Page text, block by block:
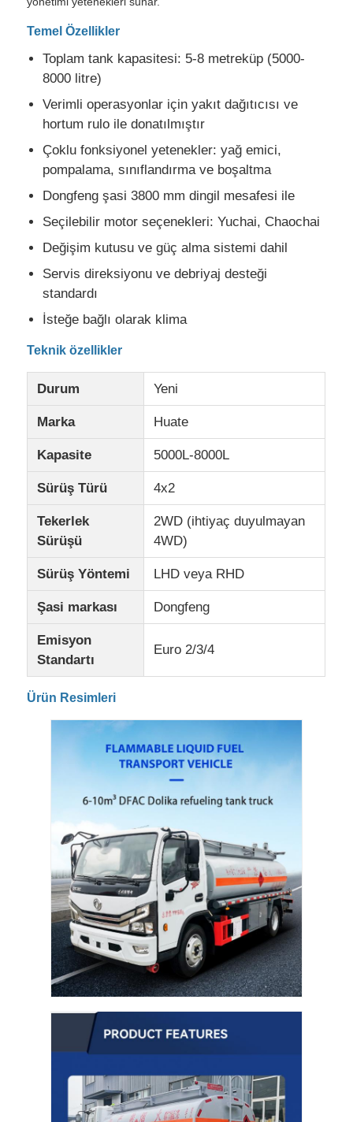
Temizlik kamyonu
Soğutmalı Kasalı Kamyon
Kanca kolu çöp kamyonu
Özel Araç Parçası
Kargo Kamyonu
Temel Özellikler
Toplam tank kapasitesi: 5-8 metreküp (5000-
8000 litre)
Verimli operasyonlar için yakıt dağıtıcısı ve
hortum rulo ile donatılmıştır
Çoklu fonksiyonel yetenekler: yağ emici,
pompalama, sınıflandırma ve boşaltma
Dongfeng şasi 3800 mm dingil mesafesi ile
Seçilebilir motor seçenekleri: Yuchai, Chaochai
Değişim kutusu ve güç alma sistemi dahil
Servis direksiyonu ve debriyaj desteği
standardı
İsteğe bağlı olarak klima
Teknik özellikler
Durum Yeni
Marka Huate
Kapasite 5000L-8000L
Sürüş Türü 4x2
Tekerlek
Sürüşü
2WD (ihtiyaç duyulmayan
4WD)
Sürüş Yöntemi LHD veya RHD
Şasi markası Dongfeng
Emisyon
Standartı
Euro 2/3/4
Ürün Resimleri